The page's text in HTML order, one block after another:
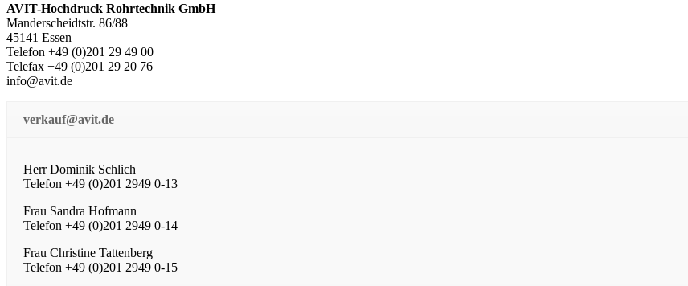
AVIT-Hochdruck Rohrtechnik GmbH
Manderscheidtstr. 86/88
45141 Essen
Telefon +49 (0)201 29 49 00
Telefax +49 (0)201 29 20 76
info@avit.de
verkauf@avit.de
Herr Dominik Schlich
Telefon +49 (0)201 2949 0-13
Frau Sandra Hofmann
Telefon +49 (0)201 2949 0-14
Frau Christine Tattenberg
Telefon +49 (0)201 2949 0-15